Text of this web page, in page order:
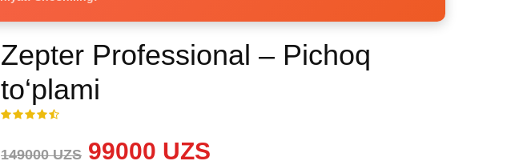
Zepter Professional – Pichoq
to‘plami
149000 UZS 99000 UZS